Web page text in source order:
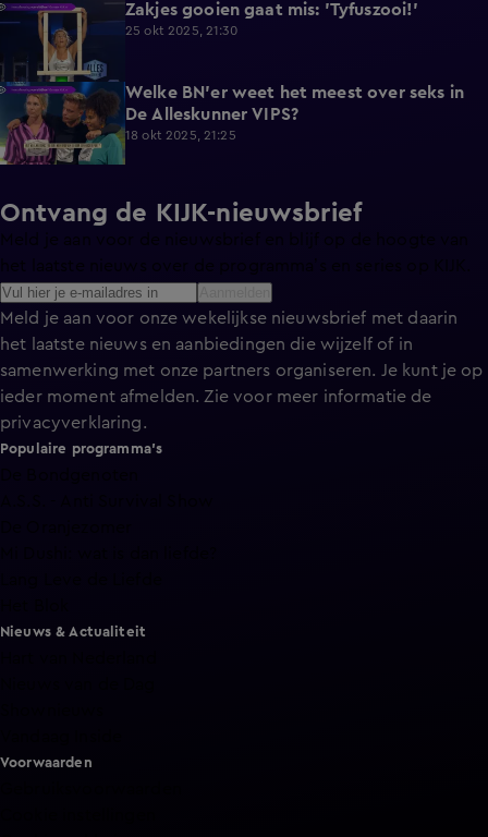
0:55 Zakjes gooien gaat mis: 'Tyfuszooi!'
25 okt 2025, 21:30
1:14
Welke BN'er weet het meest over seks in
De Alleskunner VIPS?
18 okt 2025, 21:25
Ontvang de KIJK-nieuwsbrief
Meld je aan voor de nieuwsbrief en blijf op de hoogte van
het laatste nieuws over de programma’s en series op KIJK.
Meld je aan voor onze wekelijkse nieuwsbrief met daarin
het laatste nieuws en aanbiedingen die wijzelf of in
samenwerking met onze partners organiseren. Je kunt je op
ieder moment afmelden. Zie voor meer informatie de
privacyverklaring.
Populaire programma's
Nieuws & Actualiteit
Voorwaarden